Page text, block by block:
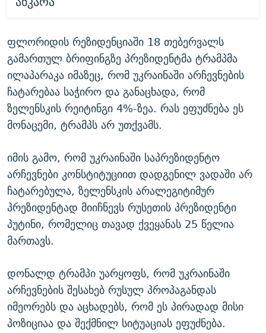
ფლორიდის რეზიდენციაში 18 თებერვალს
გამართულ ბრიფინგზე პრეზიდენტმა ტრამპმა
ილაპარაკა იმაზეც, რომ უკრაინაში არჩევნების
ჩატარებაა საჭირო და განაცხადა, რომ
ზელენსკის რეიტინგი 4%-ზეა. რას ეფუძნება ეს
მონაცემი, ტრამპს არ უთქვამს.
იმის გამო, რომ უკრაინაში საპრეზიდენტო
არჩევნები კონსტიტუციით დადგენილ ვადაში არ
ჩატარებულა, ზელენსკის არალეგიტიმურ
პრეზიდენტად მიიჩნევს რუსეთის პრეზიდენტი
პუტინი, რომელიც თავად ქვეყანას 25 წელია
მართავს.
დონალდ ტრამპი უარყოფს, რომ უკრაინაში
არჩევნების შესახებ რუსულ პროპაგანდას
იმეორებს და აცხადებს, რომ ეს პირადად მისი
პოზიციაა და შექმნილ სიტუაციას ეფუძნება.